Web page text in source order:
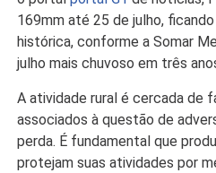
169mm até 25 de julho,
histórica, conforme a Somar
julho mais chuvoso em três
A atividade rural é cercada de
associados à questão de
perda. É fundamental que
protejam suas atividades por